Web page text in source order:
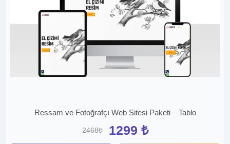
Ressam ve Fotoğrafçı Web Sitesi Paketi – Tablo
2468₺ 1299 ₺